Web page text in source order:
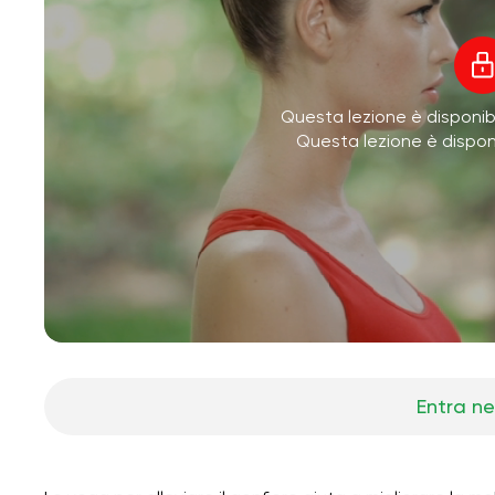
Questa lezione è
Questa lezione è
Entra